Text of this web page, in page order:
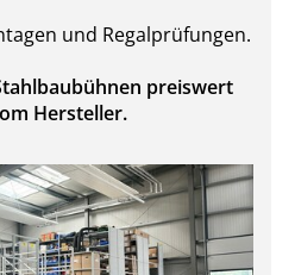
und Regal­prüfungen.
preiswert
Hersteller.